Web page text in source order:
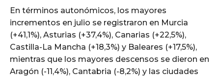
En términos autonómicos, los mayores
incrementos en julio se registraron en Murcia
(+41,1%), Asturias (+37,4%), Canarias (+22,5%),
Castilla-La Mancha (+18,3%) y Baleares (+17,5%),
mientras que los mayores descensos se dieron en
Aragón (-11,4%), Cantabria (-8,2%) y las ciudades